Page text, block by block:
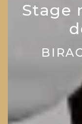
Stage